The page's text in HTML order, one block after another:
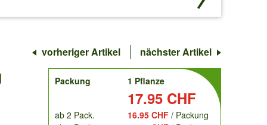
↓ ↓ ↓
vorheriger Artikel nächster Artikel
order
Packung
1 Pflanze
17.95 CHF
ab 2 Pack. 16.95 CHF / Packung